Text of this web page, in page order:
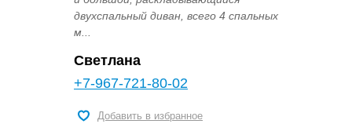
двухспальный диван, всего 4 спальных
м...
Светлана
+7-967-721-80-02
Добавить в избранное